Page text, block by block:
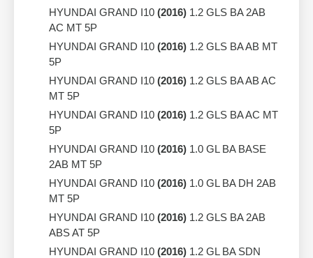
HYUNDAI GRAND I10 (2016) 1.2 GLS BA 2AB
AC MT 5P
HYUNDAI GRAND I10 (2016) 1.2 GLS BA AB MT
5P
HYUNDAI GRAND I10 (2016) 1.2 GLS BA AB AC
MT 5P
HYUNDAI GRAND I10 (2016) 1.2 GLS BA AC MT
5P
HYUNDAI GRAND I10 (2016) 1.0 GL BA BASE
2AB MT 5P
HYUNDAI GRAND I10 (2016) 1.0 GL BA DH 2AB
MT 5P
HYUNDAI GRAND I10 (2016) 1.2 GLS BA 2AB
ABS AT 5P
HYUNDAI GRAND I10 (2016) 1.2 GL BA SDN